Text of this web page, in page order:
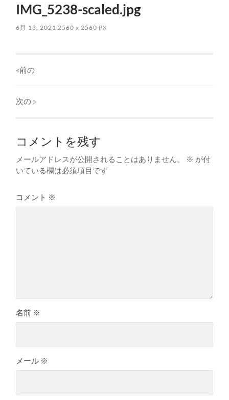
IMG_5238-scaled.jpg
6月 13, 2021 2560x 2560 PX
«前の
次の »
コメントを残す
メールアドレスが公開されることはありません。 ※ が付
いている欄は必須項目です
コメント ※
名前 ※
メール ※